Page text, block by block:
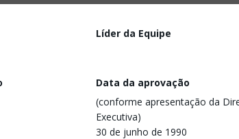
Líder da Equipe
Data da aprovação
(conforme apresentação da
Executiva)
30 de junho de 1990